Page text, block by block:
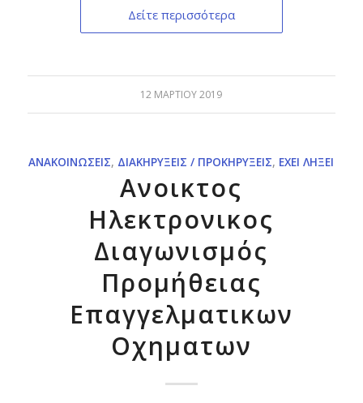
Δείτε περισσότερα
12 ΜΑΡΤΊΟΥ 2019
ΑΝΑΚΟΙΝΏΣΕΙΣ, ΔΙΑΚΗΡΎΞΕΙΣ / ΠΡΟΚΗΡΎΞΕΙΣ, ΈΧΕΙ ΛΉΞΕΙ
Ανοικτος
Ηλεκτρονικος
Διαγωνισμός
Προμήθειας
Επαγγελματικων
Οχηματων